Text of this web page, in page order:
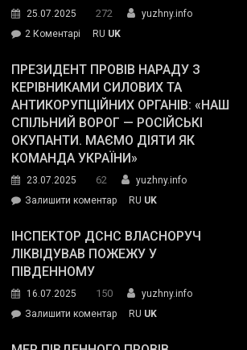
The
Street
Journal.
25.07.2025 272
yuzhny.info
2 Коментарі
Південному
працівникам
ОПЗ
з
матеріального
резерву
гуманітарну
допомогу
RU UK
ПРЕЗИДЕНТ ПРОВІВ НАРАДУ З
КЕРІВНИКАМИ СИЛОВИХ ТА
АНТИКОРУПЦІЙНИХ ОРГАНІВ: «НАШ
СПІЛЬНИЙ ВОРОГ — РОСІЙСЬКІ
ОКУПАНТИ. МАЄМО ДІЯТИ ЯК
КОМАНДА УКРАЇНИ»
23.07.2025 62
yuzhny.info
Залишити коментарon
провів
нараду
силових
та
RU UK
ІНСПЕКТОР ДСНС ВЛАСНОРУЧ
ЛІКВІДУВАВ ПОЖЕЖУ У
ПІВДЕННОМУ
16.07.2025 150
yuzhny.info
Залишити коментарon
ДСНС
RU UK